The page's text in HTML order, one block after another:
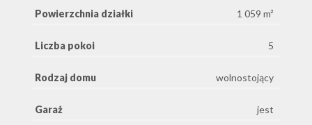
Powierzchnia działki 1 059 m²
Liczba pokoi 5
Rodzaj domu wolnostojący
Garaż jest